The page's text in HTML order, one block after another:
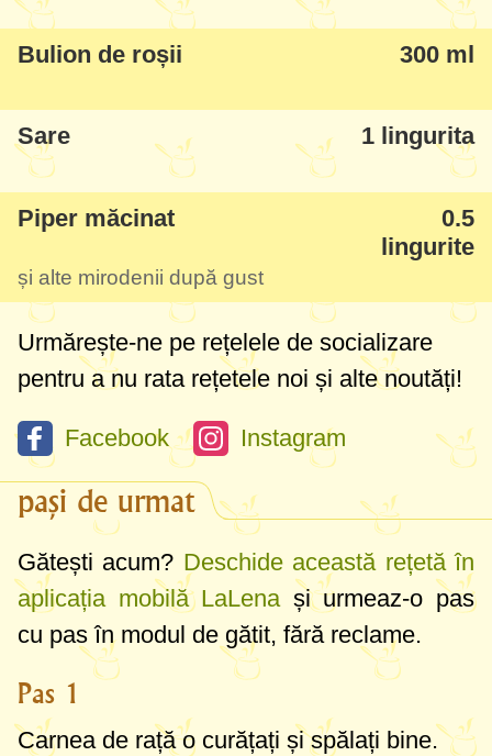
călește și se coace în grăsimea lăsată de
rață și se topește în gură. Anume din
aici, este mai grasă și se potrivește la fix.
Voi pune o variantă și cu carne de porc,
dar aveți grijă să fie carnea mai grasă sau
să mai puneți și ulei în compoziția de
varză.
Bulion de roșii 300 ml
Sare 1 lingurita
Piper măcinat
0.5
lingurite
și alte mirodenii după gust
Urmărește-ne pe rețelele de socializare
pentru a nu rata rețetele noi și alte noutăți!
Facebook Instagram
pași de urmat
Gătești acum? Deschide această rețetă în
aplicația mobilă LaLenași urmeaz-o pas
cu pas în modul de gătit, fără reclame.
Pas 1
Carnea de rață o curățați și spălați bine.